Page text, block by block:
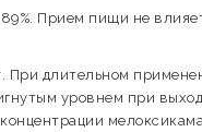
Прием пищи не
При длительном
уровнем при